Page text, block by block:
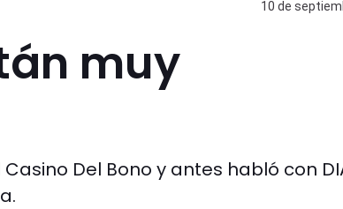
10 de
muy
Del Bono y antes habló con